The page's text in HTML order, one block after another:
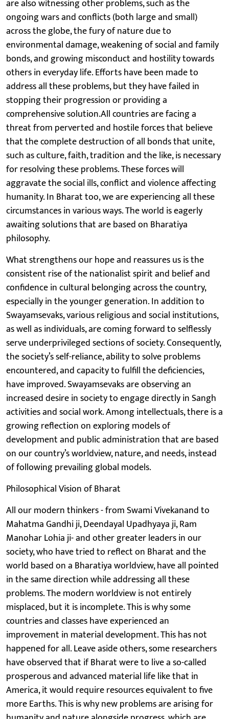
are also witnessing other problems, such as the
ongoing wars and conflicts (both large and small)
across the globe, the fury of nature due to
environmental damage, weakening of social and family
bonds, and growing misconduct and hostility towards
others in everyday life. Efforts have been made to
address all these problems, but they have failed in
stopping their progression or providing a
comprehensive solution.All countries are facing a
threat from perverted and hostile forces that believe
that the complete destruction of all bonds that unite,
such as culture, faith, tradition and the like, is necessary
for resolving these problems. These forces will
aggravate the social ills, conflict and violence affecting
humanity. In Bharat too, we are experiencing all these
circumstances in various ways. The world is eagerly
awaiting solutions that are based on Bharatiya
philosophy.
What strengthens our hope and reassures us is the
consistent rise of the nationalist spirit and belief and
confidence in cultural belonging across the country,
especially in the younger generation. In addition to
Swayamsevaks, various religious and social institutions,
as well as individuals, are coming forward to selflessly
serve underprivileged sections of society. Consequently,
the society’s self-reliance, ability to solve problems
encountered, and capacity to fulfill the deficiencies,
have improved. Swayamsevaks are observing an
increased desire in society to engage directly in Sangh
activities and social work. Among intellectuals, there is a
growing reflection on exploring models of
development and public administration that are based
on our country’s worldview, nature, and needs, instead
of following prevailing global models.
Philosophical Vision of Bharat
All our modern thinkers - from Swami Vivekanand to
Mahatma Gandhi ji, Deendayal Upadhyaya ji, Ram
Manohar Lohia ji- and other greater leaders in our
society, who have tried to reflect on Bharat and the
world based on a Bharatiya worldview, have all pointed
in the same direction while addressing all these
problems. The modern worldview is not entirely
misplaced, but it is incomplete. This is why some
countries and classes have experienced an
improvement in material development. This has not
happened for all. Leave aside others, some researchers
have observed that if Bharat were to live a so-called
prosperous and advanced material life like that in
America, it would require resources equivalent to five
more Earths. This is why new problems are arising for